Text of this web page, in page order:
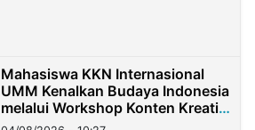
Mahasiswa KKN Internasional
UMM Kenalkan Budaya Indonesia
melalui Workshop Konten Kreatif
di Taiwan